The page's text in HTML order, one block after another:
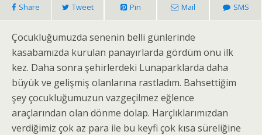
Share Tweet Pin Mail SMS
Çocukluğumuzda senenin belli günlerinde
kasabamızda kurulan panayırlarda gördüm onu ilk
kez. Daha sonra şehirlerdeki Lunaparklarda daha
büyük ve gelişmiş olanlarına rastladım. Bahsettiğim
şey çocukluğumuzun vazgeçilmez eğlence
araçlarından olan dönme dolap. Harçlıklarımızdan
verdiğimiz çok az para ile bu keyfi çok kısa süreliğine